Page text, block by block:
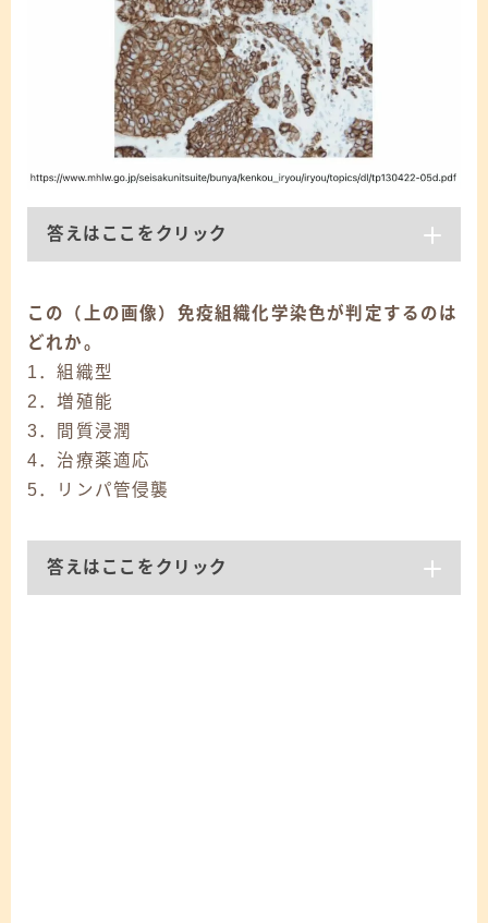
答えはここをクリック
この （上の画像） 免疫組織化学染色が判定するのは
どれか。
1．組織型
2．増殖能
3．間質浸潤
4．治療薬適応
5．リンパ管侵襲
答えはここをクリック